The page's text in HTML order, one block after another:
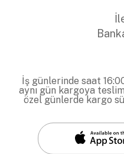
İş günlerinde saat
aynı gün kargoya
özel günlerde kargo